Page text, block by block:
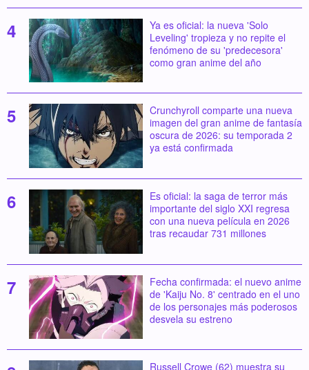
Ya es oficial: la nueva 'Solo
Leveling' tropieza y no repite el
fenómeno de su 'predecesora'
como gran anime del año
Crunchyroll comparte una nueva
imagen del gran anime de fantasía
oscura de 2026: su temporada 2
ya está confirmada
Es oficial: la saga de terror más
importante del siglo XXI regresa
con una nueva película en 2026
tras recaudar 731 millones
Fecha confirmada: el nuevo anime
de 'Kaiju No. 8' centrado en el uno
de los personajes más poderosos
desvela su estreno
Russell Crowe (62) muestra su